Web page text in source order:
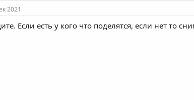
2021
Если есть у кого что поделятся, если нет то